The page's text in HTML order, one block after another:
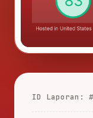
ID Laporan: